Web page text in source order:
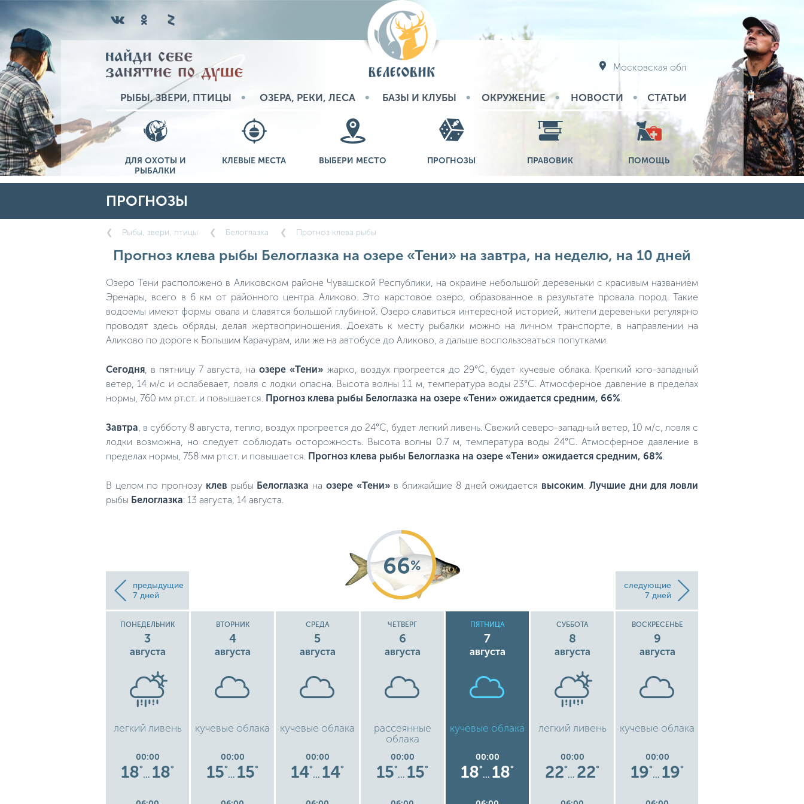
Московская обл
РЫБЫ, ЗВЕРИ, ПТИЦЫ ОЗЕРА, РЕКИ, ЛЕСА БАЗЫ И КЛУБЫ ОКРУЖЕНИЕ НОВОСТИ СТАТЬИ
ДЛЯ ОХОТЫ И
РЫБАЛКИ
КЛЕВЫЕ МЕСТА ВЫБЕРИ МЕСТО ПРОГНОЗЫ ПРАВОВИК ПОМОЩЬ
ПРОГНОЗЫ
Рыбы, звери, птицы Белоглазка Прогноз клева рыбы
Прогноз клева рыбы Белоглазка на озере «Тени» на завтра, на неделю, на 10 дней
Озеро Тени расположено в Аликовском районе Чувашской Республики, на окраине небольшой деревеньки с красивым названием
Эренары, всего в 6 км от районного центра Аликово. Это карстовое озеро, образованное в результате провала пород. Такие
водоемы имеют формы овала и славятся большой глубиной. Озеро славиться интересной историей, жители деревеньки регулярно
проводят здесь обряды, делая жертвоприношения. Доехать к месту рыбалки можно на личном транспорте, в направлении на
Аликово по дороге к Большим Карачурам, или же на автобусе до Аликово, а дальше воспользоваться попутками.
Сегодня , в пятницу 7 августа, наозере «Тени» жарко, воздух прогреется до 29°C, будет кучевые облака. Крепкий юго-западный
ветер, 14 м/с и ослабевает, ловля с лодки опасна. Высота волны 1.1 м, температура воды 23°C. Атмосферное давление в пределах
нормы, 760 мм рт.ст. и повышается. Прогноз клева рыбы Белоглазка на озере «Тени» ожидается средним, 66%
Завтра , в субботу 8 августа, тепло, воздух прогреется до 24°C, будет легкий ливень. Свежий северо-западный ветер, 10 м/с, ловля с
лодки возможна, но следует соблюдать осторожность. Высота волны 0.7 м, температура воды 24°C. Атмосферное давление в
пределах нормы, 758 мм рт.ст. и повышается. Прогноз клева рыбы Белоглазка на озере «Тени» ожидается средним, 68%
В целом по прогнозу клев рыбы Белоглазка на озере «Тени» в ближайшие 8 дней ожидается высоким Лучшие дни для ловли
рыбы Белоглазка: 13 августа, 14 августа.
предыдущие
7 дней
66%
следующие
7 дней
ПОНЕДЕЛЬНИК
3
августа
легкий ливень
00:00
18°
… 18°
ВТОРНИК
4
августа
кучевые облака
00:00
15°
… 15°
СРЕДА
5
августа
кучевые облака
00:00
14°
… 14°
ЧЕТВЕРГ
6
августа
рассеянные
облака
00:00
15°
… 15°
ПЯТНИЦА
7
августа
кучевые облака
00:00
18°
… 18°
СУББОТА
8
августа
легкий ливень
00:00
22°
… 22°
ВОСКРЕСЕНЬЕ
9
августа
кучевые облака
00:00
19°
… 19°